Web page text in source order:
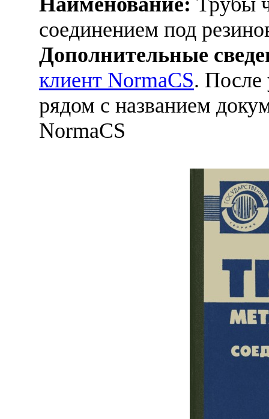
соединением под
Дополнительные
клиент NormaCS. После
рядом с названием
NormaCS